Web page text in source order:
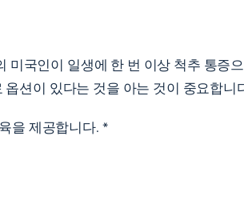
국인이 일생에 한 번 이상 척추 통증
션이 있다는 것을 아는 것이 중요합니
을 제공합니다. *